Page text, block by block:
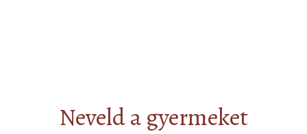
Neveld a gyermeket